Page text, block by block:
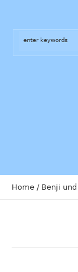
Home / Benji